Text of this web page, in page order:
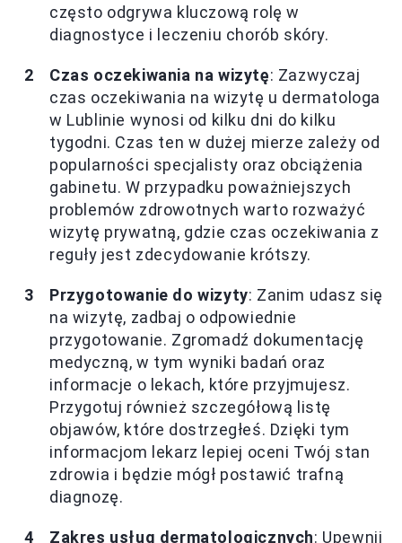
często odgrywa kluczową rolę w
diagnostyce i leczeniu chorób skóry.
Czas oczekiwania na wizytę: Zazwyczaj
czas oczekiwania na wizytę u dermatologa
w Lublinie wynosi od kilku dni do kilku
tygodni. Czas ten w dużej mierze zależy od
popularności specjalisty oraz obciążenia
gabinetu. W przypadku poważniejszych
problemów zdrowotnych warto rozważyć
wizytę prywatną, gdzie czas oczekiwania z
reguły jest zdecydowanie krótszy.
Przygotowanie do wizyty: Zanim udasz się
na wizytę, zadbaj o odpowiednie
przygotowanie. Zgromadź dokumentację
medyczną, w tym wyniki badań oraz
informacje o lekach, które przyjmujesz.
Przygotuj również szczegółową listę
objawów, które dostrzegłeś. Dzięki tym
informacjom lekarz lepiej oceni Twój stan
zdrowia i będzie mógł postawić trafną
diagnozę.
Zakres usług dermatologicznych: Upewnij